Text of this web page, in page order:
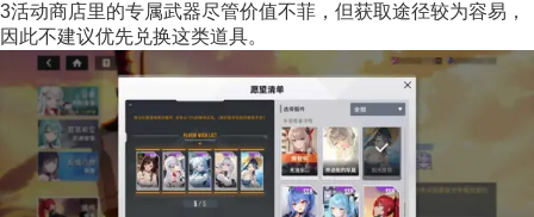
3活动商店里的专属武器尽管价值不菲，但获取途径较为容易，
因此不建议优先兑换这类道具。